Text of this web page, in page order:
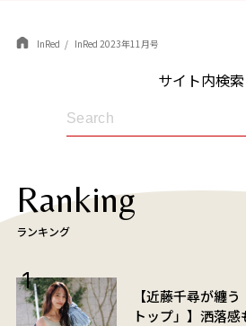
InRed InRed 2023年11月号
サイト内検索
Ranking
ランキング
【近藤千尋が纏
トップ」】洒落